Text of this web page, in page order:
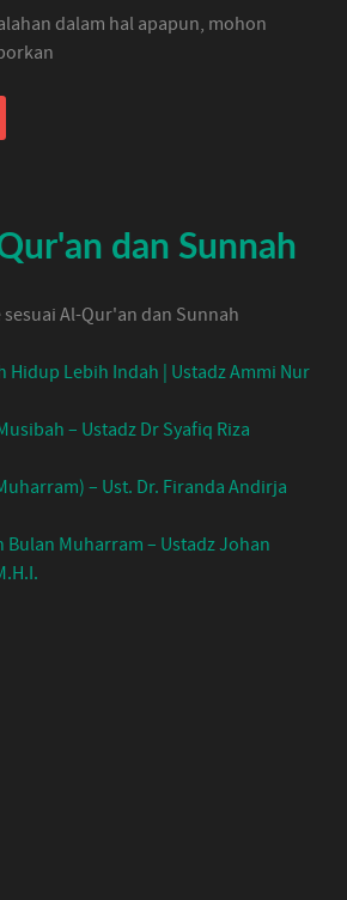
dalam hal apapun, mohon
dan Sunnah
Al-Qur'an dan Sunnah
Hidup Lebih Indah | Ustadz Ammi Nur
– Ustadz Dr Syafiq Riza
– Ust. Dr. Firanda Andirja
Bulan Muharram – Ustadz Johan